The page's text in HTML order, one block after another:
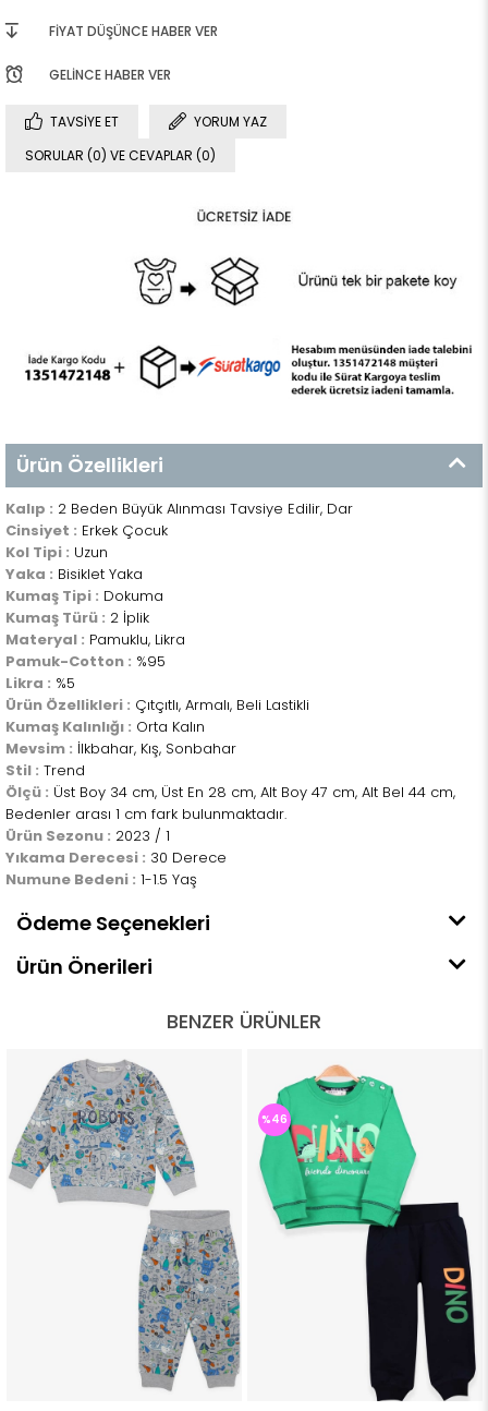
FIYAT DÜŞÜNCE HABER VER
GELINCE HABER VER
TAVSIYE ET
YORUM YAZ
SORULAR (0) VE CEVAPLAR (0)
Ürün Özellikleri
Kalıp : 2 Beden Büyük Alınması Tavsiye Edilir, Dar
Cinsiyet : Erkek Çocuk
Kol Tipi : Uzun
Yaka : Bisiklet Yaka
Kumaş Tipi : Dokuma
Kumaş Türü : 2 İplik
Materyal : Pamuklu, Likra
Pamuk-Cotton : %95
Likra : %5
Ürün Özellikleri : Çıtçıtlı, Armalı, Beli Lastikli
Kumaş Kalınlığı : Orta Kalın
Mevsim : İlkbahar, Kış, Sonbahar
Stil : Trend
Ölçü : Üst Boy 34 cm, Üst En 28 cm, Alt Boy 47 cm, Alt Bel 44 cm,
Bedenler arası 1 cm fark bulunmaktadır.
Ürün Sezonu : 2023 / 1
Yıkama Derecesi : 30 Derece
Numune Bedeni : 1-1.5 Yaş
Ödeme Seçenekleri
Ürün Önerileri
BENZER ÜRÜNLER
%46